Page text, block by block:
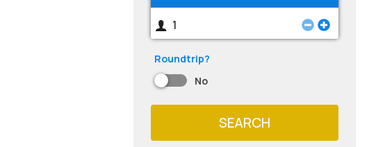
Roundtrip?
No
SEARCH